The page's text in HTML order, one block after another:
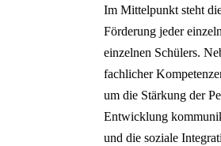
Im Mittelpunkt steht
Förderung jeder
einzelnen Schülers.
fachlicher
um die Stärkung der
Entwicklung
und die soziale